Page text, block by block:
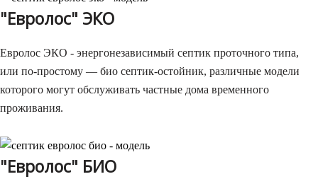
"Евролос" ЭКО
Евролос ЭКО - энергонезависимый септик проточного типа,
или по-простому — био септик-остойник, различные модели
которого могут обслуживать частные дома временного
проживания.
"Евролос" БИО